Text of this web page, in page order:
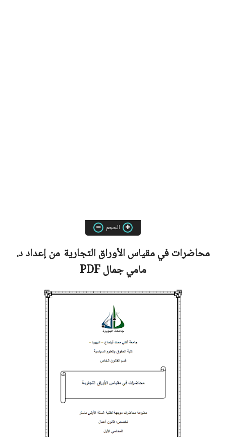
الحجم
محاضرات في مقياس الأوراق التجارية من إعداد د.
مامي جمالPDF